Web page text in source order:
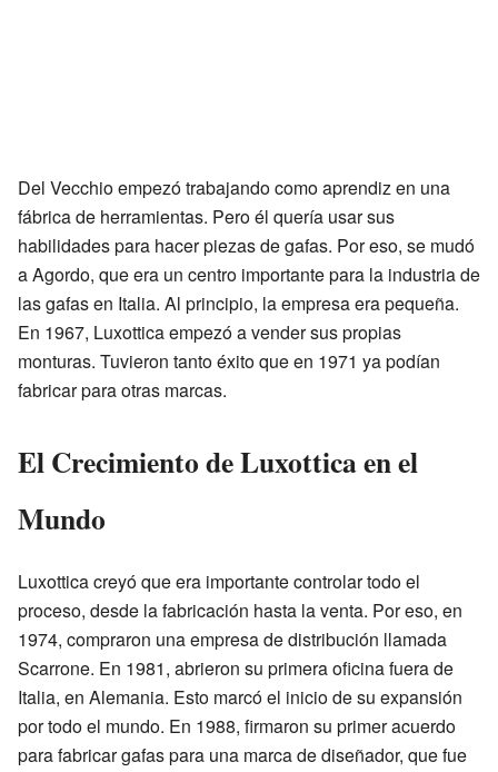
Del Vecchio empezó trabajando como aprendiz en una
fábrica de herramientas. Pero él quería usar sus
habilidades para hacer piezas de gafas. Por eso, se mudó
a Agordo, que era un centro importante para la industria de
las gafas en Italia. Al principio, la empresa era pequeña.
En 1967, Luxottica empezó a vender sus propias
monturas. Tuvieron tanto éxito que en 1971 ya podían
fabricar para otras marcas.
El Crecimiento de Luxottica en el
Mundo
Luxottica creyó que era importante controlar todo el
proceso, desde la fabricación hasta la venta. Por eso, en
1974, compraron una empresa de distribución llamada
Scarrone. En 1981, abrieron su primera oficina fuera de
Italia, en Alemania. Esto marcó el inicio de su expansión
por todo el mundo. En 1988, firmaron su primer acuerdo
para fabricar gafas para una marca de diseñador, que fue